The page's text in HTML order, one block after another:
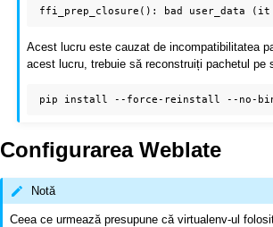
Acest lucru este cauzat de incompatibilitatea
acest lucru, trebuie să reconstruiți pachetul pe
pip install --force-reinstall --no-
Configurarea Weblate
Notă
Ceea ce urmează presupune că virtualenv-ul